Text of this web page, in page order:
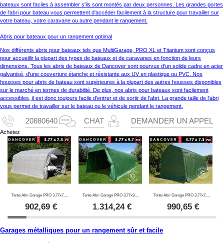
bateaux sont faciles à assembler s'ils sont montés par deux personnes. Les grandes portes
de l'abri pour bateau vous permettent d'accéder facilement à la structure pour travailler sur
votre bateau, votre caravane ou autre pendant le rangement.
Abris pour bateaux pour un rangement optimal
Nos différents abris pour bateaux tels que MultiGarage, PRO XL et Titanium sont conçus
pour accueillir la plupart des types de bateaux et de caravanes en fonction de leurs
dimensions. Tous les abris de bateaux de Dancover sont pourvus d'un solide cadre en acier
galvanisé, d'une couverture étanche et résistante aux UV en plastique ou PVC. Nos
housses pour abris de bateau sont supérieures à la plupart des autres housses disponibles
sur le marché en termes de durabilité. De plus, nos abris pour bateaux sont facilement
accessibles, il est donc toujours facile d'entrer et de sortir de l'abri. La grande taille de l'abri
vous permet de travailler sur le bateau ou le véhicule pendant le rangement.
20880640 CHAT DEMANDER UN APPEL
Achetez
902,69 € 1.314,24€ 990,65€
Garages métalliques pour un rangement sûr et facile